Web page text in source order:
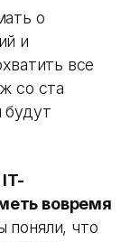
о
и
все
со ста
будут
вовремя
что